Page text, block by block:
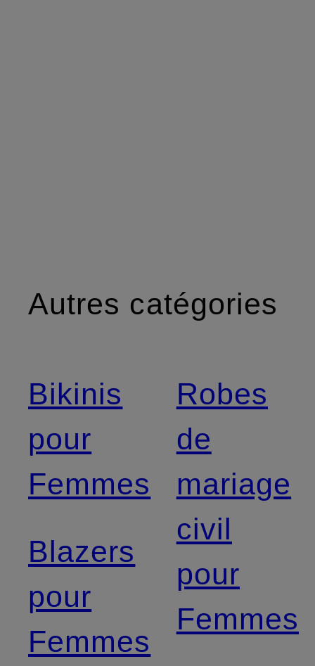
Autres catégories
Bikinis
pour
Femmes
Blazers
pour
Femmes
Robes
de
mariage
civil
pour
Femmes